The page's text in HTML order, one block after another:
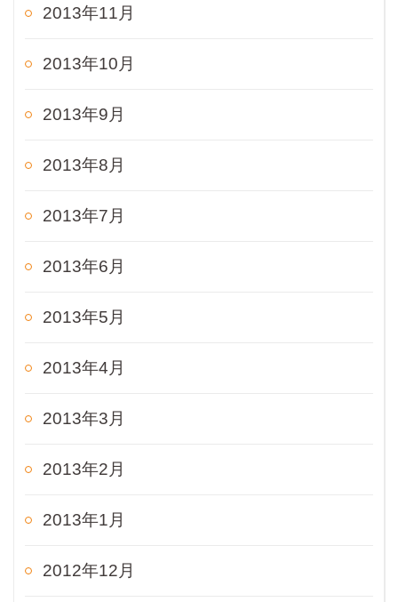
2013年11月
2013年10月
2013年9月
2013年8月
2013年7月
2013年6月
2013年5月
2013年4月
2013年3月
2013年2月
2013年1月
2012年12月